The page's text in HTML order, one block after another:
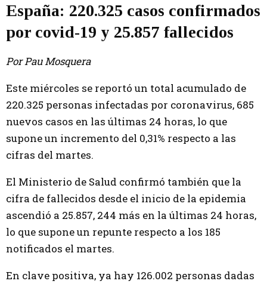
España: 220.325 casos confirmados
por covid-19 y 25.857 fallecidos
Por Pau Mosquera
Este miércoles se reportó un total acumulado de
220.325 personas infectadas por coronavirus, 685
nuevos casos en las últimas 24 horas, lo que
supone un incremento del 0,31% respecto a las
cifras del martes.
El Ministerio de Salud confirmó también que la
cifra de fallecidos desde el inicio de la epidemia
ascendió a 25.857, 244 más en la últimas 24 horas,
lo que supone un repunte respecto a los 185
notificados el martes.
En clave positiva, ya hay 126.002 personas dadas